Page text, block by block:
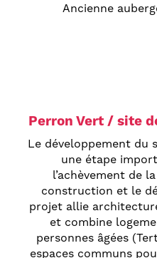
Ancienne
Perron Vert / site
Le développement du
une étape
l’achèvement de
construction et le
projet allie
et combine
personnes âgées
espaces communs